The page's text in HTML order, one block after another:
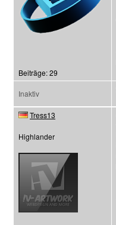
Beiträge: 29
Inaktiv
Tress13
Highlander